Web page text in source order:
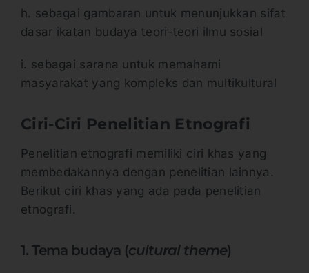
h. sebagai gambaran untuk menunjukkan sifat
dasar ikatan budaya teori-teori ilmu sosial
i. sebagai sarana untuk memahami
masyarakat yang kompleks dan multikultural
Ciri-Ciri Penelitian Etnografi
Penelitian etnografi memiliki ciri khas yang
membedakannya dengan penelitian lainnya.
Berikut ciri khas yang ada pada penelitian
etnografi.
1. Tema budaya (cultural theme)